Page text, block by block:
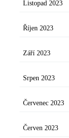
Listopad 2023
Říjen 2023
Září 2023
Srpen 2023
Červenec 2023
Červen 2023